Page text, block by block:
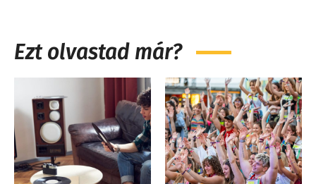
Ezt olvastad már?